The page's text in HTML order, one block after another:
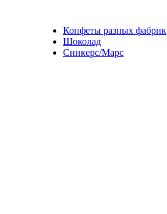
Конфеты разных фабрик
Шоколад
Сникерс/Марс